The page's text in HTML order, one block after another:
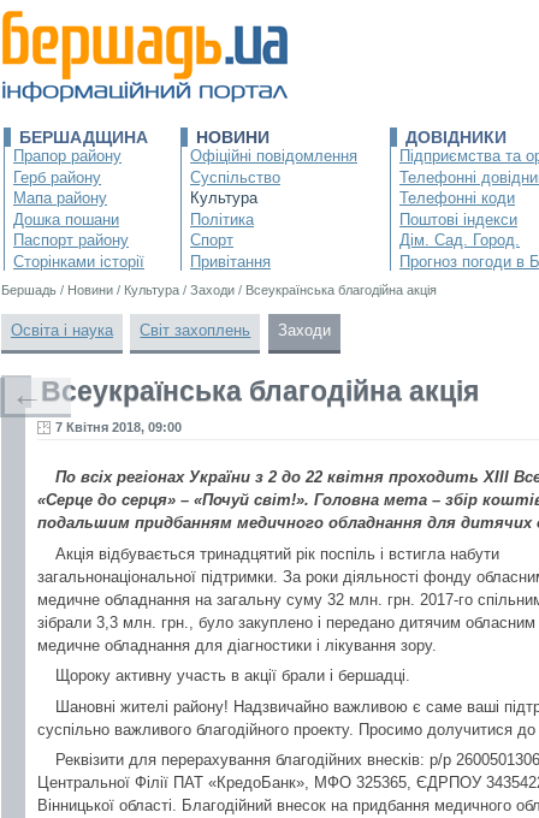
БЕРШАДЩИНА
Прапор району
Герб району
Мапа району
Дошка пошани
Паспорт району
Сторінками історії
НОВИНИ
Офіційні повідомлення
Суспільство
Культура
Політика
Спорт
Привітання
ДОВІДНИКИ
Підприємства та
Телефонні
Телефонні коди
Поштові індекси
Дім. Сад. Город.
Прогноз погоди в
Бершадь / Новини / Культура / Заходи / Всеукраїнська благодійна акція
Освіта і наука Світ захоплень Заходи
Всеукраїнська благодійна акція
7 Квітня 2018, 09:00
По всіх регіонах України з 2 до 22 квітня проходить ХІІІ
«Серце до серця» – «Почуй світ!». Головна мета – збір
подальшим придбанням медичного обладнання для дитячих
Акція відбувається тринадцятий рік поспіль i встигла набути
загальнонаціональної підтримки. За роки діяльності фонду
медичне обладнання на загальну суму 32 млн. грн. 2017-го
зібрали 3,3 млн. грн., було закуплено i передано дитячим обласним
медичне обладнання для діагностики i лікування зору.
Щороку активну участь в акції брали і бершадці.
Шановні жителі району! Надзвичайно важливою є саме ваші
суспільно важливого благодійного проекту. Просимо долучитися до
Реквізити для перерахування благодійних внесків: р/р
Центральної Філії ПАТ «КредоБанк», МФО 325365, ЄДРПОУ
Вінницької області. Благодійний внесок на придбання медичного
←